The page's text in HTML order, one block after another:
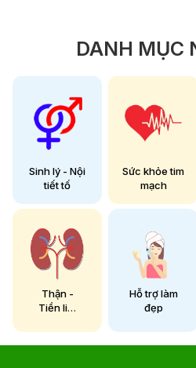
DANH MỤC
Sinh lý - Nội
tiết tố
Sức khỏe tim
mạch
Thận -
Tiền liệt
Hỗ trợ làm
đẹp